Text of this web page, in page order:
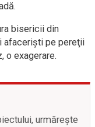
bisericii din
afacerişti pe pereţii
o exagerare.
urmărește